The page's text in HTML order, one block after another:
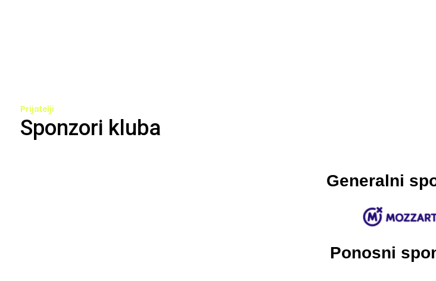
Prijatelji
Sponzori kluba
Generalni
Ponosni